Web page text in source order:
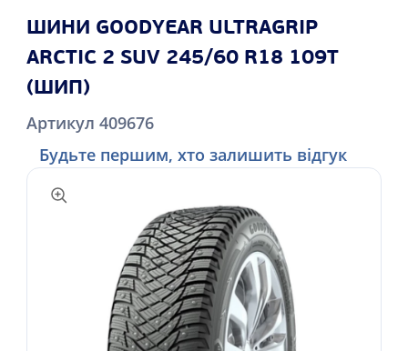
ШИНИ GOODYEAR ULTRAGRIP
ARCTIC 2 SUV 245/60 R18 109T
(ШИП)
Артикул 409676
Будьте першим, хто залишить відгук